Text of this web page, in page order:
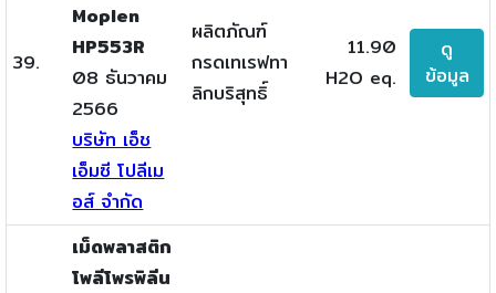
39.
Moplen
HP553R
08 ธันวาคม
2566
บริษัท เอ็ช
เอ็มซี โปลีเม
อส์ จำกัด
ผลิตภัณฑ์
กรดเทเรฟทา
ลิกบริสุทธิ์
11.90
H2O eq.
ดู
ข้อมูล
เม็ดพลาสติก
โพลีโพรพิลีน